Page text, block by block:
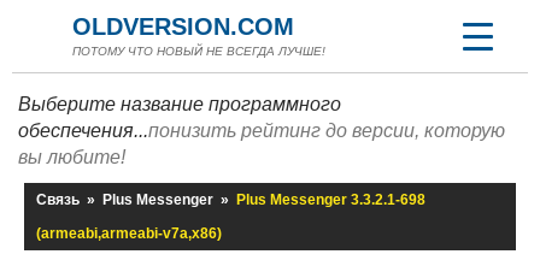
OLDVERSION.COM
ПОТОМУ ЧТО НОВЫЙ НЕ ВСЕГДА ЛУЧШЕ!
Выберите название программного
обеспечения...понизить рейтинг до версии, которую
вы любите!
Связь » Plus Messenger »
Plus Messenger 3.3.2.1-698
(armeabi,armeabi-v7a,x86)